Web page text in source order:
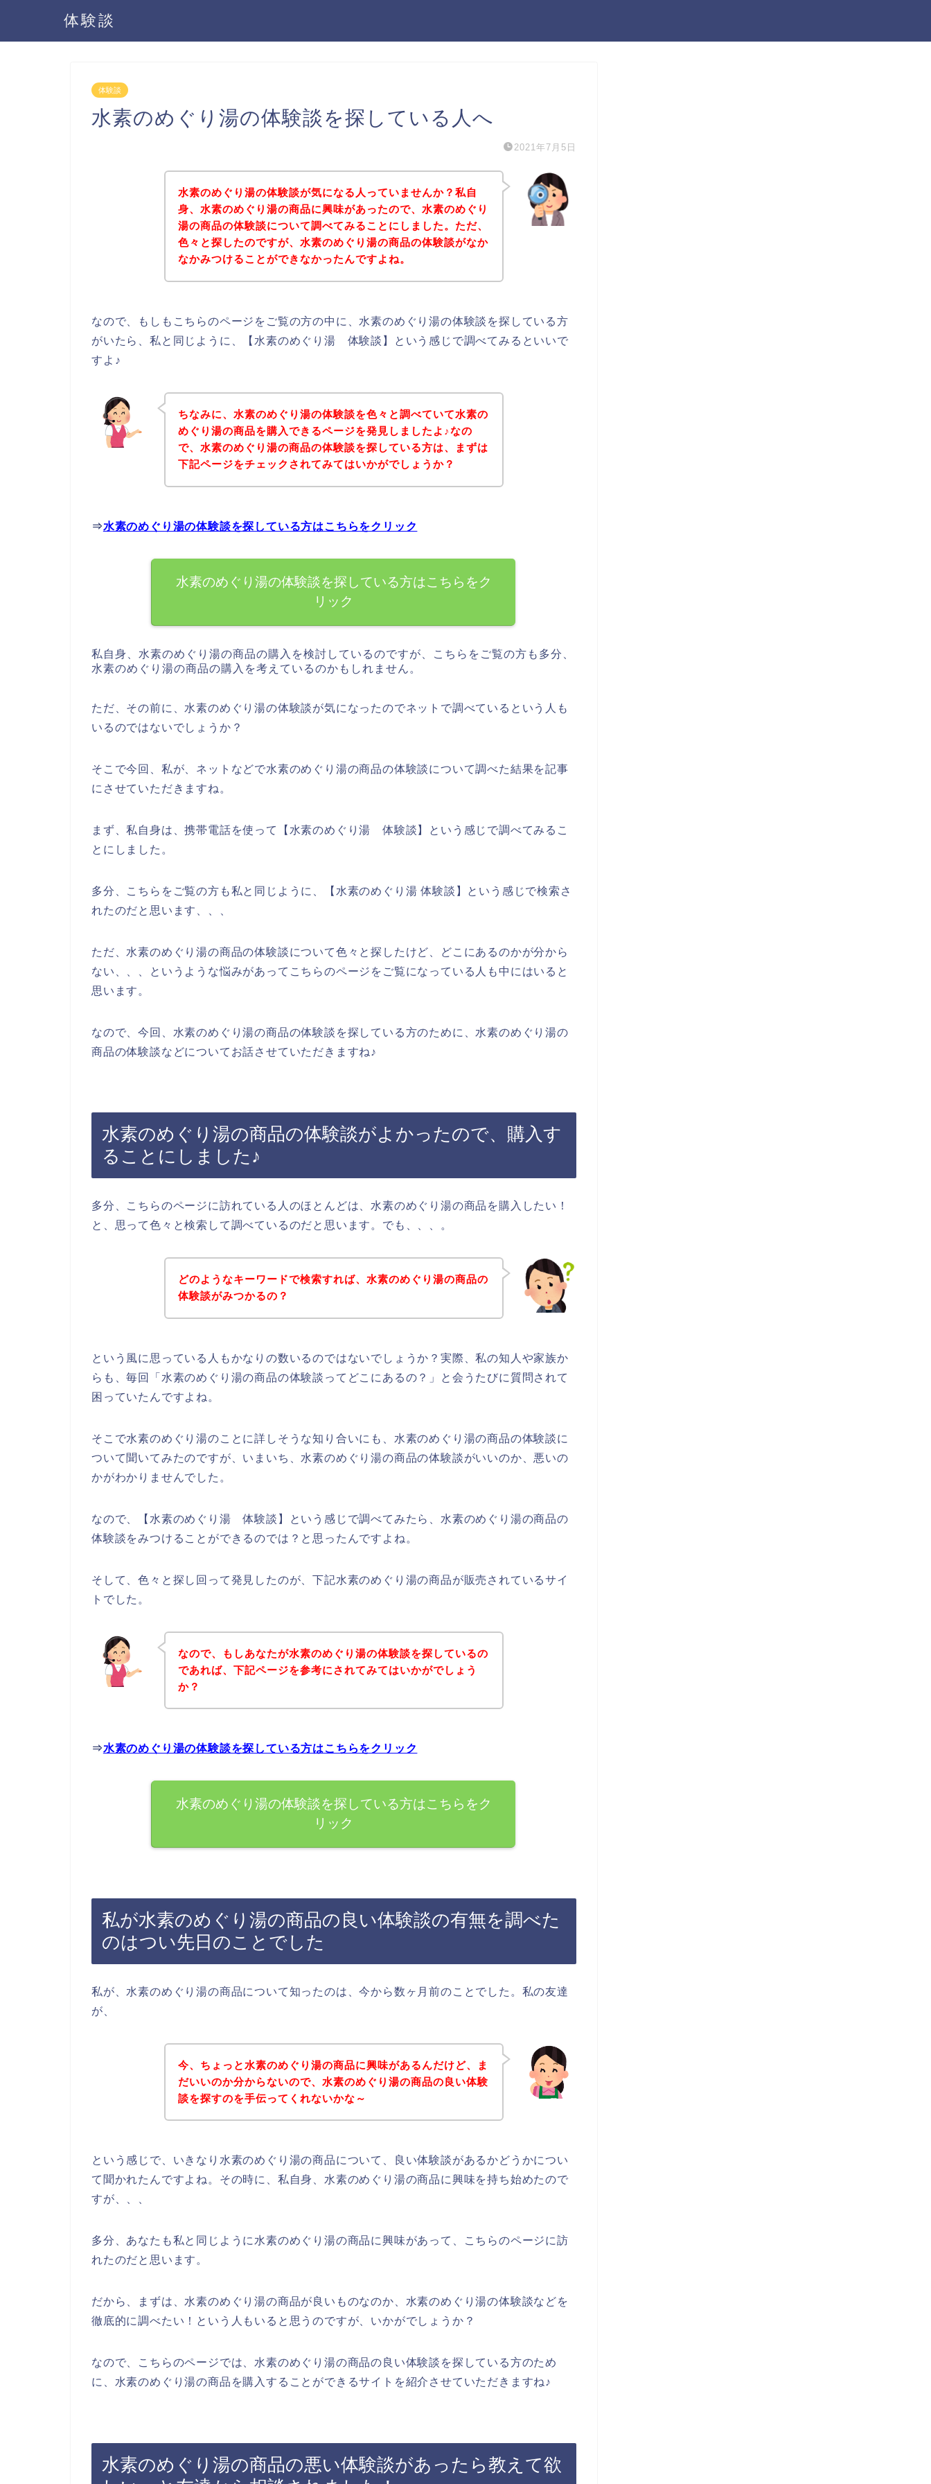
体験談
体験談
水素のめぐり湯の体験談を探している人へ
2021年7月5日
水素のめぐり湯の体験談が気になる人っていませんか？私自
身、水素のめぐり湯の商品に興味があったので、水素のめぐり
湯の商品の体験談について調べてみることにしました。ただ、
色々と探したのですが、水素のめぐり湯の商品の体験談がなか
なかみつけることができなかったんですよね。
なので、もしもこちらのページをご覧の方の中に、水素のめぐり湯の体験談を探している方
がいたら、私と同じように、【水素のめぐり湯 体験談】という感じで調べてみるといいで
すよ♪
ちなみに、水素のめぐり湯の体験談を色々と調べていて水素の
めぐり湯の商品を購入できるページを発見しましたよ♪なの
で、水素のめぐり湯の商品の体験談を探している方は、まずは
下記ページをチェックされてみてはいかがでしょうか？
⇒水素のめぐり湯の体験談を探している方はこちらをクリック
水素のめぐり湯の体験談を探している方はこちらをク
リック
私自身、水素のめぐり湯の商品の購入を検討しているのですが、こちらをご覧の方も多分、
水素のめぐり湯の商品の購入を考えているのかもしれません。
ただ、その前に、水素のめぐり湯の体験談が気になったのでネットで調べているという人も
いるのではないでしょうか？
そこで今回、私が、ネットなどで水素のめぐり湯の商品の体験談について調べた結果を記事
にさせていただきますね。
まず、私自身は、携帯電話を使って【水素のめぐり湯 体験談】という感じで調べてみるこ
とにしました。
多分、こちらをご覧の方も私と同じように、【水素のめぐり湯 体験談】という感じで検索さ
れたのだと思います、、、
ただ、水素のめぐり湯の商品の体験談について色々と探したけど、どこにあるのかが分から
ない、、、というような悩みがあってこちらのページをご覧になっている人も中にはいると
思います。
なので、今回、水素のめぐり湯の商品の体験談を探している方のために、水素のめぐり湯の
商品の体験談などについてお話させていただきますね♪
水素のめぐり湯の商品の体験談がよかったので、購入す
ることにしました♪
多分、こちらのページに訪れている人のほとんどは、水素のめぐり湯の商品を購入したい！
と、思って色々と検索して調べているのだと思います。でも、、、。
どのようなキーワードで検索すれば、水素のめぐり湯の商品の
体験談がみつかるの？
という風に思っている人もかなりの数いるのではないでしょうか？実際、私の知人や家族か
らも、毎回「水素のめぐり湯の商品の体験談ってどこにあるの？」と会うたびに質問されて
困っていたんですよね。
そこで水素のめぐり湯のことに詳しそうな知り合いにも、水素のめぐり湯の商品の体験談に
ついて聞いてみたのですが、いまいち、水素のめぐり湯の商品の体験談がいいのか、悪いの
かがわかりませんでした。
なので、【水素のめぐり湯 体験談】という感じで調べてみたら、水素のめぐり湯の商品の
体験談をみつけることができるのでは？と思ったんですよね。
そして、色々と探し回って発見したのが、下記水素のめぐり湯の商品が販売されているサイ
トでした。
なので、もしあなたが水素のめぐり湯の体験談を探しているの
であれば、下記ページを参考にされてみてはいかがでしょう
か？
⇒水素のめぐり湯の体験談を探している方はこちらをクリック
水素のめぐり湯の体験談を探している方はこちらをク
リック
私が水素のめぐり湯の商品の良い体験談の有無を調べた
のはつい先日のことでした
私が、水素のめぐり湯の商品について知ったのは、今から数ヶ月前のことでした。私の友達
が、
今、ちょっと水素のめぐり湯の商品に興味があるんだけど、ま
だいいのか分からないので、水素のめぐり湯の商品の良い体験
談を探すのを手伝ってくれないかな～
という感じで、いきなり水素のめぐり湯の商品について、良い体験談があるかどうかについ
て聞かれたんですよね。その時に、私自身、水素のめぐり湯の商品に興味を持ち始めたので
すが、、、
多分、あなたも私と同じように水素のめぐり湯の商品に興味があって、こちらのページに訪
れたのだと思います。
だから、まずは、水素のめぐり湯の商品が良いものなのか、水素のめぐり湯の体験談などを
徹底的に調べたい！という人もいると思うのですが、いかがでしょうか？
なので、こちらのページでは、水素のめぐり湯の商品の良い体験談を探している方のため
に、水素のめぐり湯の商品を購入することができるサイトを紹介させていただきますね♪
水素のめぐり湯の商品の悪い体験談があったら教えて欲